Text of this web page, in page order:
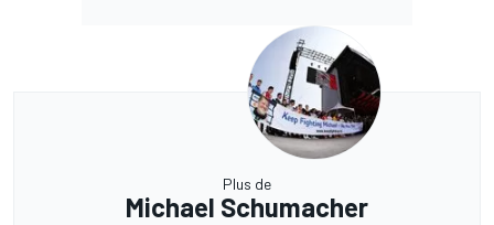
Plus de
Michael Schumacher